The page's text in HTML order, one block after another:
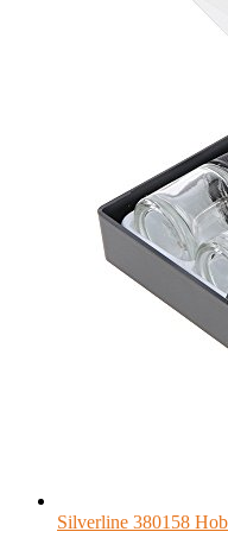
Silverline 380158